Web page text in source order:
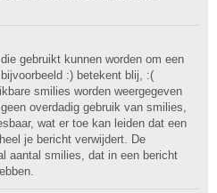
gebruikt kunnen worden om een
:) betekent blij, :(
smilies worden weergegeven
overdadig gebruik van smilies,
wat er toe kan leiden dat een
je bericht verwijdert. De
aantal smilies, dat in een bericht